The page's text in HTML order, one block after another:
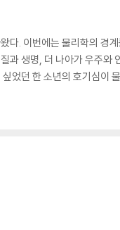
다. 이번에는 물리학의
생명, 더 나아가 우주
었던 한 소년의 호기심이